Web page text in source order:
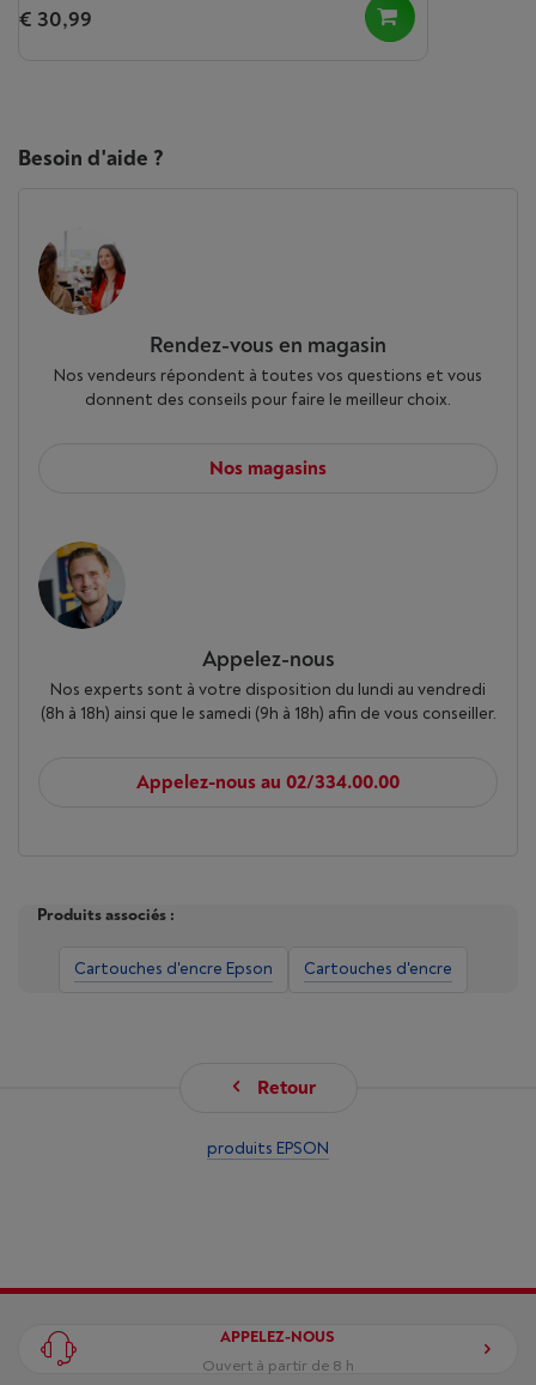
€ 30,99
Besoin d'aide ?
Rendez-vous en magasin
Nos vendeurs répondent à toutes vos questions et vous
donnent des conseils pour faire le meilleur choix.
Nos magasins
Appelez-nous
Nos experts sont à votre disposition du lundi au vendredi
(8h à 18h) ainsi que le samedi (9h à 18h) afin de vous conseiller.
Appelez-nous au 02/334.00.00
Produits associés :
Cartouches d'encre Epson Cartouches d'encre
Retour
produits EPSON
APPELEZ-NOUS
Ouvert à partir de 8 h